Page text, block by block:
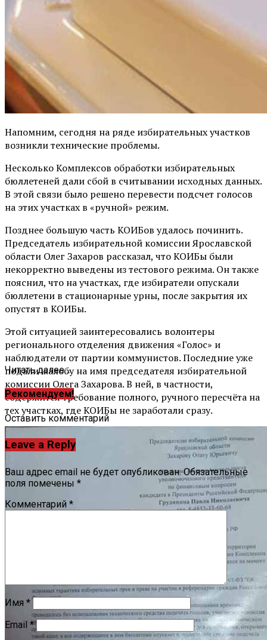
Напомним, сегодня на ряде избирательных участков
возникли технические проблемы.
Несколько Комплексов обработки избирательных
бюллетеней дали сбой в считывании исходных данных.
В этой связи было решено перевести подсчет голосов
на этих участках в «ручной» режим.
Позднее большую часть КОИБов удалось починить.
Председатель избирательной комиссии Ярославской
области Олег Захаров рассказал, что КОИБы были
некорректно выведены из тестового режима. Он также
пояснил, что на участках, где избиратели опускали
бюллетени в стационарные урны, после закрытия их
опустят в КОИБы.
Этой ситуацией заинтересовались волонтеры
регионального отделения движения «Голос» и
наблюдатели от партии коммунистов. Последние уже
подали жалобу на имя председателя избирательной
комиссии Олега Захарова. В ней, в частности,
содержится требование полного, ручного пересчёта на
тех участках, где КОИБы не заработали сразу.
Читать далее ...
Рекомендуем!
Оставить комментарий
Leave a Reply
Ваш адрес email не будет опубликован. Обязательные
поля помечены *
Комментарий *
Имя *
Email *